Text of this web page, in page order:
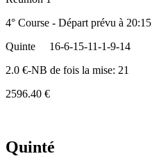
4° Course - Départ prévu à 20:15
Quinte
16-6-15-11-1-9-14
2.0 €-NB de fois la mise: 21
2596.40 €
Quinté